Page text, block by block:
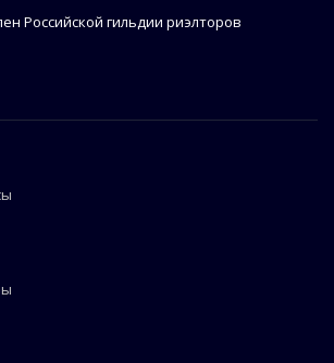
Российской гильдии риэлторов